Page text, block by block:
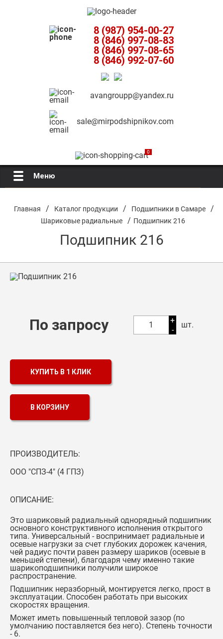
8 (987) 954-00-27
8 (846) 997-08-83
8 (846) 997-08-65
8 (846) 992-07-60
avangroupp@yandex.ru
sale@mirpodshipnikov.com
0
Меню
О компании
Цепи
Главная / Каталог продукции / Подшипники в Самаре /
Шариковые радиальные / Подшипник 216
Подшипник 216
По запросу 1
+
-
шт.
КУПИТЬ В 1 КЛИК
В КОРЗИНУ
ПРОИЗВОДИТЕЛЬ:
ООО "СПЗ-4" (4 ГПЗ)
ОПИСАНИЕ:
Это шариковый радиальный однорядный подшипник
основного конструктивного исполнения открытого
типа. Универсальный - воспринимает радиальные и
осевые нагрузки за счет глубоких дорожек качения,
чей радиус почти равен размеру шариков (осевые в
меньшей степени), благодаря чему именно такие
шарикоподшипники получили широкое
распространение.
Подшипник неразборный, монтируется легко, прост в
эксплуатации. Способен работать при высоких
скоростях вращения.
Может иметь повышенный тепловой зазор (по
умолчанию поставляется без него). Степень точности
- 6.